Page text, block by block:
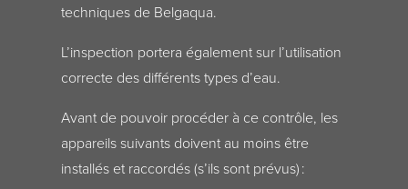
techniques de Belgaqua.
L’inspection portera également sur l’utilisation
correcte des différents types d’eau.
Avant de pouvoir procéder à ce contrôle, les
appareils suivants doivent au moins être
installés et raccordés (s’ils sont prévus) :